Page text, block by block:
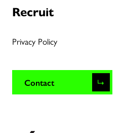
Recruit
Privacy Policy
Contact